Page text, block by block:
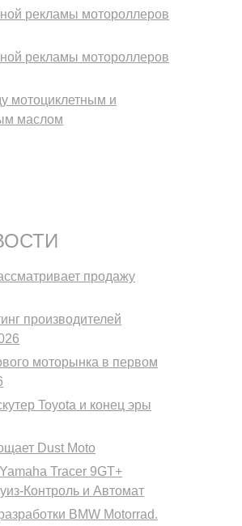
рекламы мотороллеров
рекламы мотороллеров
мотоциклетным и
маслом
продажу
производителей
моторынка в первом
Toyota и конец эры
Dust Moto
Tracer 9GT+
Контроль и Автомат
BMW Motorrad.